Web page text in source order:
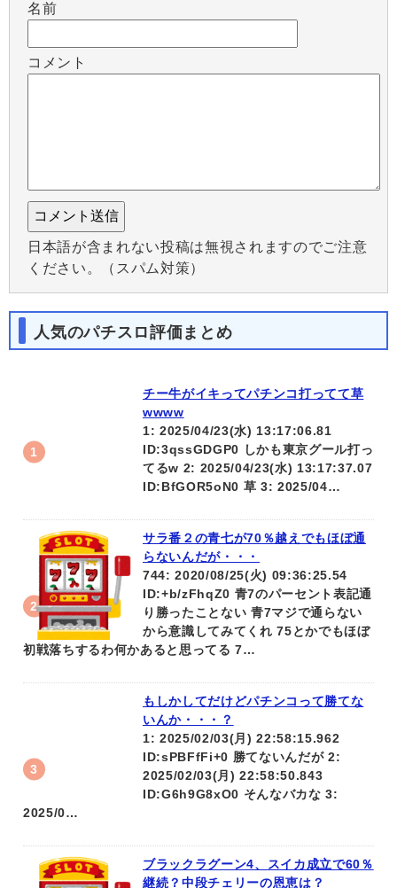
名前
コメント
日本語が含まれない投稿は無視されますのでご注意
ください。（スパム対策）
人気のパチスロ評価まとめ
チー牛がイキってパチンコ打ってて草
wwww
1: 2025/04/23(水) 13:17:06.81
ID:3qssGDGP0 しかも東京グール打っ
てるw 2: 2025/04/23(水) 13:17:37.07
ID:BfGOR5oN0 草 3: 2025/04…
サラ番２の青七が70％越えでもほぼ通
らないんだが・・・
744: 2020/08/25(火) 09:36:25.54
ID:+b/zFhqZ0 青7のパーセント表記通
り勝ったことない 青7マジで通らない
から意識してみてくれ 75とかでもほぼ
初戦落ちするわ何かあると思ってる 7…
もしかしてだけどパチンコって勝てな
いんか・・・？
1: 2025/02/03(月) 22:58:15.962
ID:sPBFfFi+0 勝てないんだが 2:
2025/02/03(月) 22:58:50.843
ID:G6h9G8xO0 そんなバカな 3:
2025/0…
ブラックラグーン4、スイカ成立で60％
継続？中段チェリーの恩恵は？